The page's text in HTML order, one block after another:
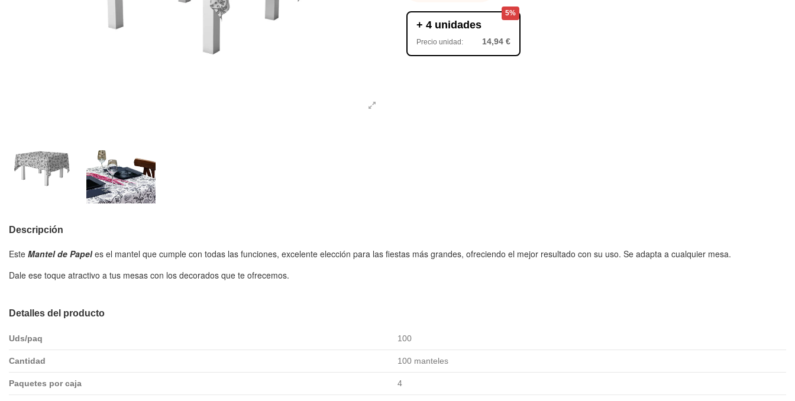
5%
+ 4 unidades
Precio unidad: 14,94 €
Descripción
Este Mantel de Papel es el mantel que cumple con todas las funciones, excelente elección para las fiestas más grandes, ofreciendo el mejor resultado con su uso. Se adapta a cualquier mesa.
Dale ese toque atractivo a tus mesas con los decorados que te ofrecemos.
Detalles del producto
Uds/paq 100
Cantidad 100 manteles
Paquetes por caja 4